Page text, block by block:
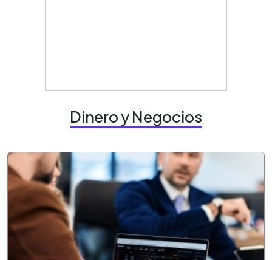
Dinero y Negocios